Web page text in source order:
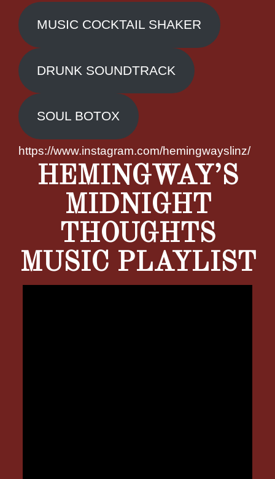
MUSIC COCKTAIL SHAKER
DRUNK SOUNDTRACK
SOUL BOTOX
https://www.instagram.com/hemingwayslinz/
HEMINGWAY’S
MIDNIGHT
THOUGHTS
MUSIC PLAYLIST